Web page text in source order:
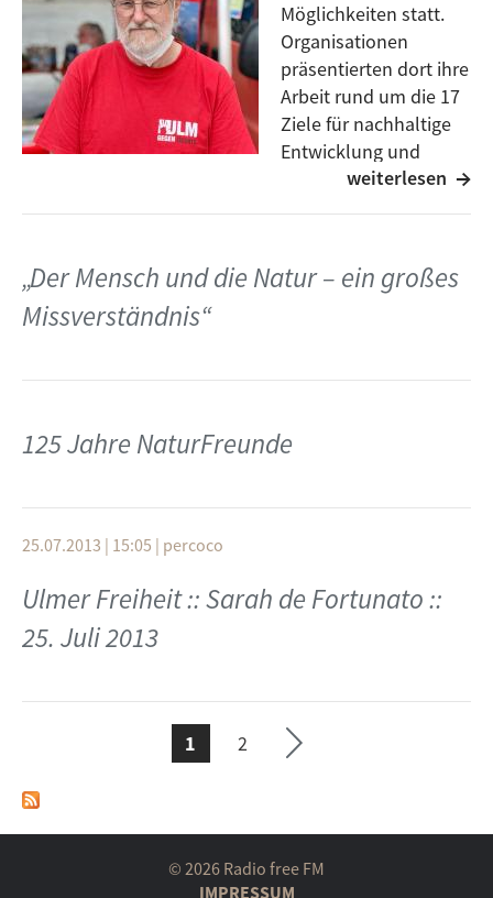
Möglichkeiten statt.
Organisationen
präsentierten dort ihre
Arbeit rund um die 17
Ziele für nachhaltige
Entwicklung und
haben sich und ihre
vorgestellt, ihre selbstgemachten Produkte verkauft
und erklärt, was sie mit dem Thema Nachhaltigkeit zu
tun haben.
weiterlesen
„Der Mensch und die Natur – ein großes
Missverständnis“
125 Jahre NaturFreunde
25.07.2013 | 15:05 | percoco
Ulmer Freiheit :: Sarah de Fortunato ::
25. Juli 2013
SEITEN
1 2
ächs
e ›
© 2026 Radio free FM
IMPRESSUM